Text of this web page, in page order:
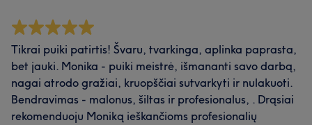
Tikrai puiki patirtis! Švaru, tvarkinga, aplinka paprasta,
bet jauki. Monika - puiki meistrė, išmananti savo darbą,
nagai atrodo gražiai, kruopščiai sutvarkyti ir nulakuoti.
Bendravimas - malonus, šiltas ir profesionalus, . Drąsiai
rekomenduoju Moniką ieškančioms profesionalių